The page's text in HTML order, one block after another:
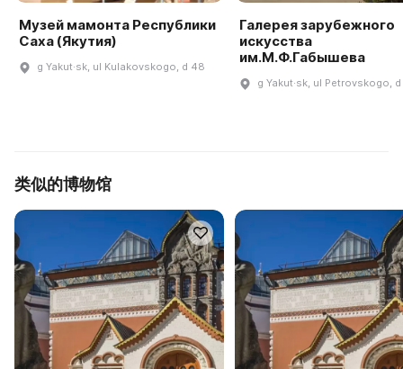
Музей мамонта Республики
Саха (Якутия)
g Yakut·sk, ul Kulakovskogo, d 48
Галерея зарубежного
искусства
им.М.Ф.Габышева
g Yakut·sk, ul Petrovskogo,
类似的博物馆